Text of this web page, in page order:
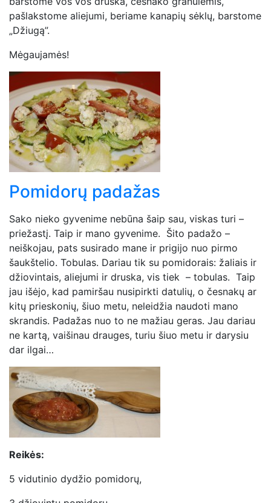
pašlakstome aliejumi, beriame kanapių sėklų, barstome
„Džiugą”.
Mėgaujamės!
Pomidorų padažas
Sako nieko gyvenime nebūna šaip sau, viskas turi –
priežastį. Taip ir mano gyvenime. Šito padažo –
neiškojau, pats susirado mane ir prigijo nuo pirmo
šaukštelio. Tobulas. Dariau tik su pomidorais: žaliais ir
džiovintais, aliejumi ir druska, vis tiek – tobulas. Taip
jau išėjo, kad pamiršau nusipirkti datulių, o česnakų ar
kitų prieskonių, šiuo metu, neleidžia naudoti mano
skrandis. Padažas nuo to ne mažiau geras. Jau dariau
ne kartą, vaišinau drauges, turiu šiuo metu ir darysiu
dar ilgai…
Reikės:
5 vidutinio dydžio pomidorų,